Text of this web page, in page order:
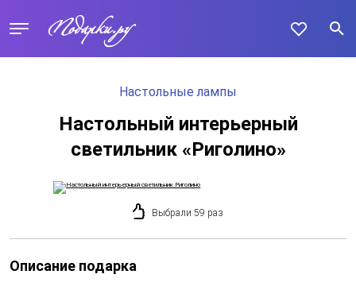
Настольные лампы
Настольный интерьерный
светильник «Риголино»
Выбрали 59 раз
Описание подарка